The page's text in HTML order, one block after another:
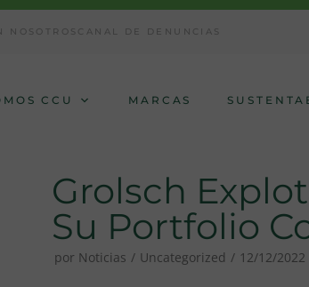
NOSOTROS CANAL DE DENUNCIAS
CCU MARCAS
Grolsch
Su Portfolio
por Noticias Uncategorized 12/12/2022